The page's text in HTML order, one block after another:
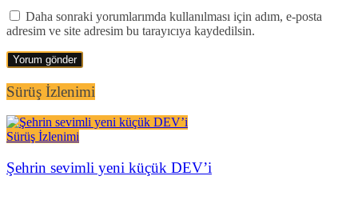
Daha sonraki yorumlarımda kullanılması için adım, e-posta
adresim ve site adresim bu tarayıcıya kaydedilsin.
Sürüş İzlenimi
Sürüş İzlenimi
Şehrin sevimli yeni küçük DEV’i